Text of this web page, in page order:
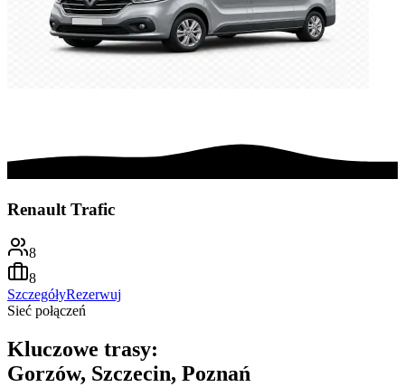
Renault Trafic
8
8
SzczegółyRezerwuj
Sieć połączeń
Kluczowe trasy:
Gorzów, Szczecin, Poznań